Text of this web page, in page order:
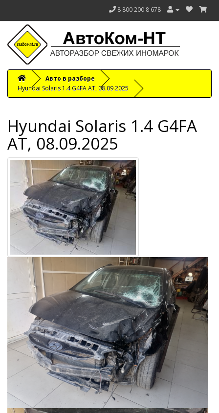
8 800 200 8 678
Авто в разборе
Hyundai Solaris 1.4 G4FA AT, 08.09.2025
Hyundai Solaris 1.4 G4FA
AT, 08.09.2025